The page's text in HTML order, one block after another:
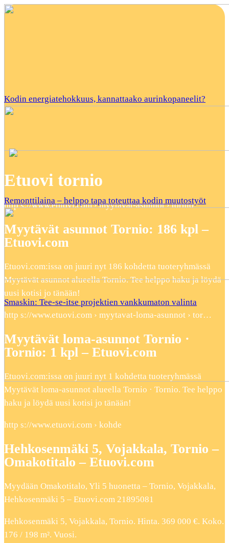
Kodin energiatehokkuus, kannattaako aurinkopaneelit?
Remonttilaina – helppo tapa toteuttaa kodin muutostyöt
Smaskin: Tee-se-itse projektien vankkumaton valinta
Etuovi tornio
http s://www.etuovi.com › myytavat-asunnot › tornio
Myytävät asunnot Tornio: 186 kpl –
Etuovi.com
Etuovi.com:issa on juuri nyt 186 kohdetta tuoteryhmässä
Myytävät asunnot alueella Tornio. Tee helppo haku ja löydä
uusi kotisi jo tänään!
http s://www.etuovi.com › myytavat-loma-asunnot › tor…
Myytävät loma-asunnot Tornio ·
Tornio: 1 kpl – Etuovi.com
Etuovi.com:issa on juuri nyt 1 kohdetta tuoteryhmässä
Myytävät loma-asunnot alueella Tornio · Tornio. Tee helppo
haku ja löydä uusi kotisi jo tänään!
http s://www.etuovi.com › kohde
Hehkosenmäki 5, Vojakkala, Tornio –
Omakotitalo – Etuovi.com
Myydään Omakotitalo, Yli 5 huonetta – Tornio, Vojakkala,
Hehkosenmäki 5 – Etuovi.com 21895081
Hehkosenmäki 5, Vojakkala, Tornio. Hinta. 369 000 €. Koko.
176 / 198 m². Vuosi.